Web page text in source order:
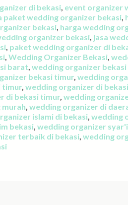
di bekasi, event organizer
paket wedding organizer bekasi,
bekasi, harga wedding
organizer bekasi, jasa
, paket wedding organizer di
, Wedding Organizer Bekasi,
barat, wedding organizer bekasi
bekasi timur, wedding
timur, wedding organizer di bekasi
di bekasi timur, wedding
murah, wedding organizer di
islami di bekasi, wedding
bekasi, wedding organizer
terbaik di bekasi, wedding